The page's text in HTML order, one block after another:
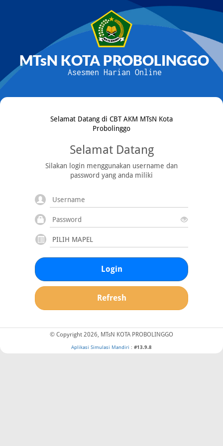
MTsN KOTA PROBOLINGGO
Asesmen Harian Online
Selamat Datang di CBT AKM MTsN Kota
Probolinggo
Selamat Datang
Silakan login menggunakan username dan
password yang anda miliki
Login
Refresh
© Copyright 2026, MTsN KOTA PROBOLINGGO
Aplikasi Simulasi Mandiri : #13.9.8